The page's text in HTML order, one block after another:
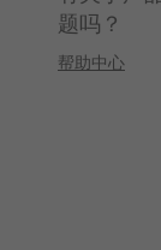
题吗？
帮助中心